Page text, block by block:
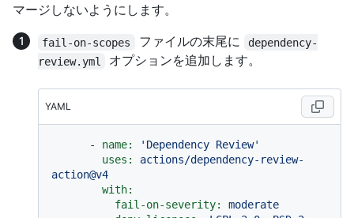
マージしないようにします。
fail-on-scopes ファイルの末尾に
dependency-
review.yml
オプションを追加します。
YAML
- name:
'Dependency Review'
uses:
actions/dependency-review-
action@v4
with:
fail-on-severity:
moderate